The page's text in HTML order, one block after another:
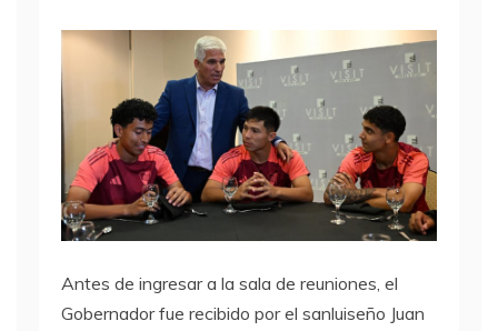
Antes de ingresar a la sala de reuniones, el
Gobernador fue recibido por el sanluiseño Juan